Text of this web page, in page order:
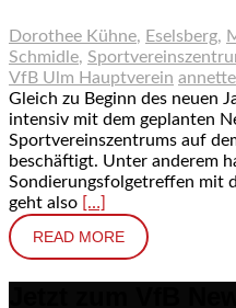
Dorothee Kühne, Eselsberg,
Schmidle,
VfB Ulm Hauptverein
Gleich zu Beginn des neuen
intensiv mit dem geplanten
Sportvereinszentrums auf
beschäftigt. Unter anderem
Sondierungsfolgetreffen mit
geht also […]
READ MORE